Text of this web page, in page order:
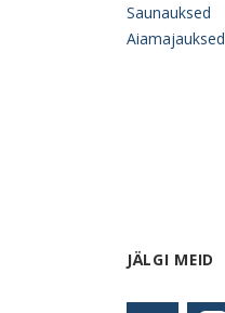
Saunauksed
Aiamajauksed
JÄLGI MEID